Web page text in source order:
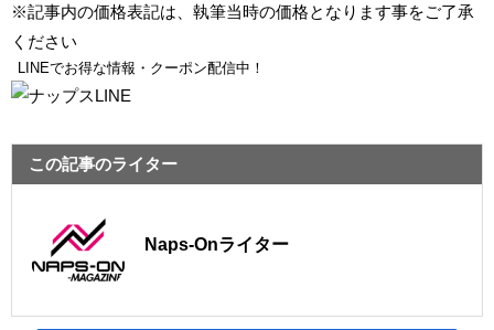
※記事内の価格表記は、執筆当時の価格となります事をご了承
ください
LINEでお得な情報・クーポン配信中！
この記事のライター
Naps-Onライター